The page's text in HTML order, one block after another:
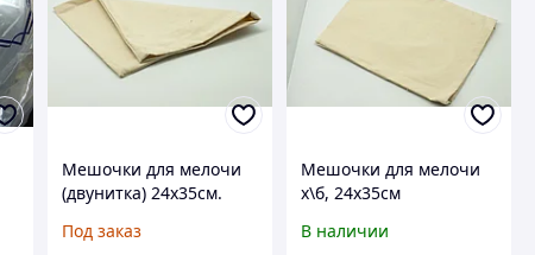
Мешочки для мелочи
(двунитка) 24х35см.
Под заказ
Мешочки для мелочи
х\б, 24х35см
В наличии